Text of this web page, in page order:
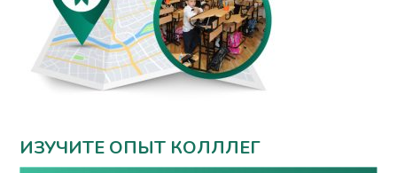
ИЗУЧИТЕ ОПЫТ КОЛЛЛЕГ